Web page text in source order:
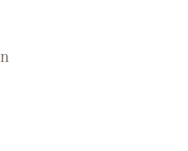
€34.95.